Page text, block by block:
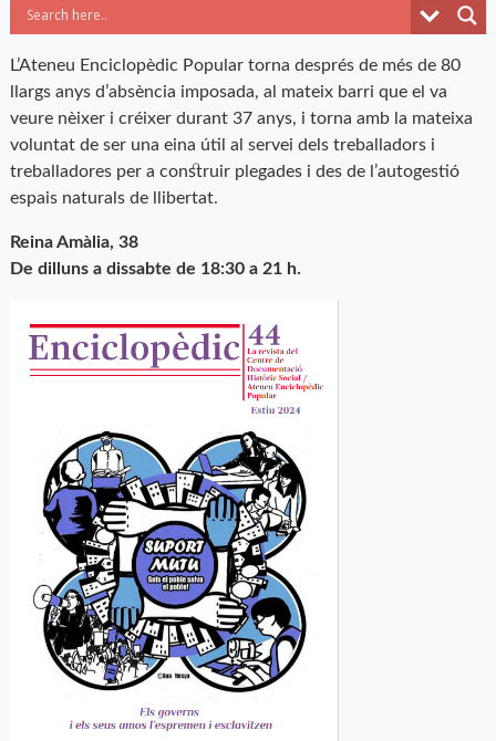
L’Ateneu Enciclopèdic Popular torna després de més de 80
llargs anys d’absència imposada, al mateix barri que el va
veure nèixer i créixer durant 37 anys, i torna amb la mateixa
voluntat de ser una eina útil al servei dels treballadors i
treballadores per a construir plegades i des de l’autogestió
espais naturals de llibertat.
Reina Amàlia, 38
De dilluns a dissabte de 18:30 a 21 h.